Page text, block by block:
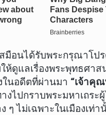
สมือนได้รับพระกรุณาโปร
ห้ดูแลเรื่องพระพุทธศา
ในอดีตที่ผ่านมา “เจ้าคุณ
งไปกราบพระมหาเถระ
ๆ ไม่เฉพาะในเมืองเท่